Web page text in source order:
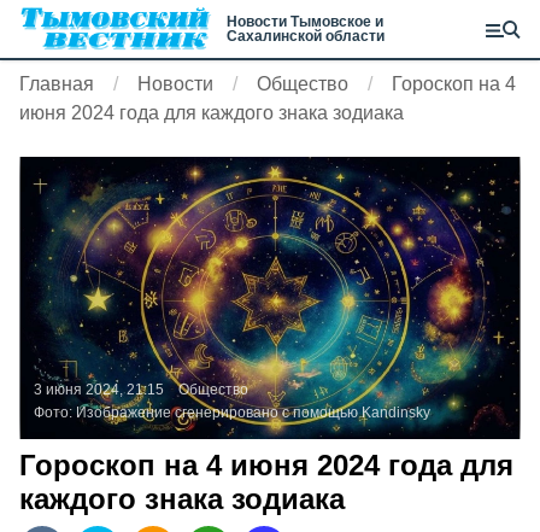
Новости Тымовское и
Сахалинской области
Главная Новости Общество
Гороскоп на 4
июня 2024 года для каждого знака зодиака
3 июня 2024, 21:15
Общество
Фото: Изображение сгенерировано с помощью Kandinsky
Гороскоп на 4 июня 2024 года для
каждого знака зодиака